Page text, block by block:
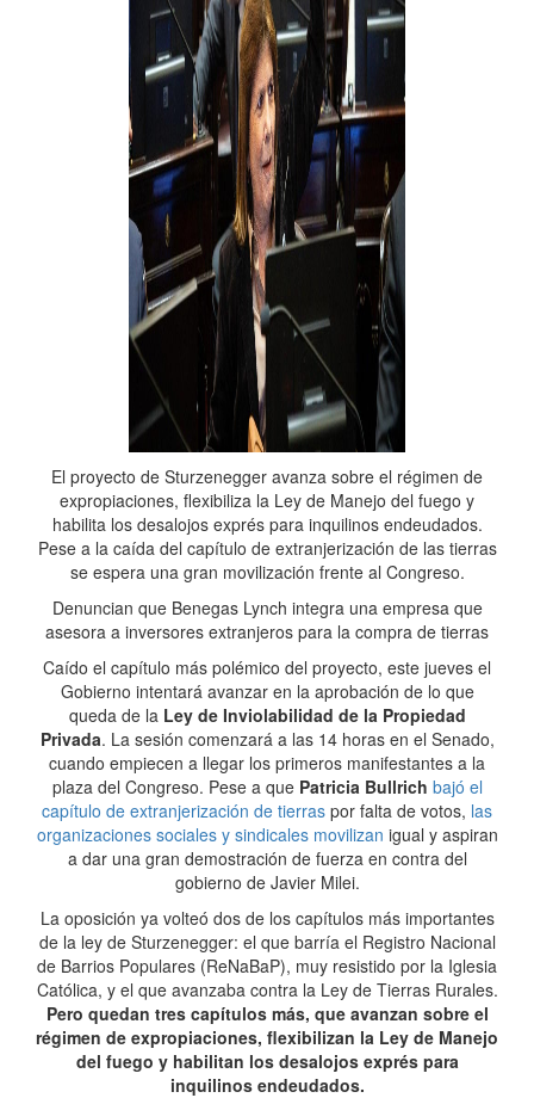
El proyecto de Sturzenegger avanza sobre el régimen de
expropiaciones, flexibiliza la Ley de Manejo del fuego y
habilita los desalojos exprés para inquilinos endeudados.
Pese a la caída del capítulo de extranjerización de las tierras
se espera una gran movilización frente al Congreso.
Denuncian que Benegas Lynch integra una empresa que
asesora a inversores extranjeros para la compra de tierras
Caído el capítulo más polémico del proyecto, este jueves el
Gobierno intentará avanzar en la aprobación de lo que
queda de la Ley de Inviolabilidad de la Propiedad
Privada. La sesión comenzará a las 14 horas en el Senado,
cuando empiecen a llegar los primeros manifestantes a la
plaza del Congreso. Pese a que Patricia Bullrich bajó el
capítulo de extranjerización de tierras por falta de votos, las
organizaciones sociales y sindicales movilizan igual y aspiran
a dar una gran demostración de fuerza en contra del
gobierno de Javier Milei.
La oposición ya volteó dos de los capítulos más importantes
de la ley de Sturzenegger: el que barría el Registro Nacional
de Barrios Populares (ReNaBaP), muy resistido por la Iglesia
Católica, y el que avanzaba contra la Ley de Tierras Rurales.
Pero quedan tres capítulos más, que avanzan sobre el
régimen de expropiaciones, flexibilizan la Ley de Manejo
del fuego y habilitan los desalojos exprés para
inquilinos endeudados.